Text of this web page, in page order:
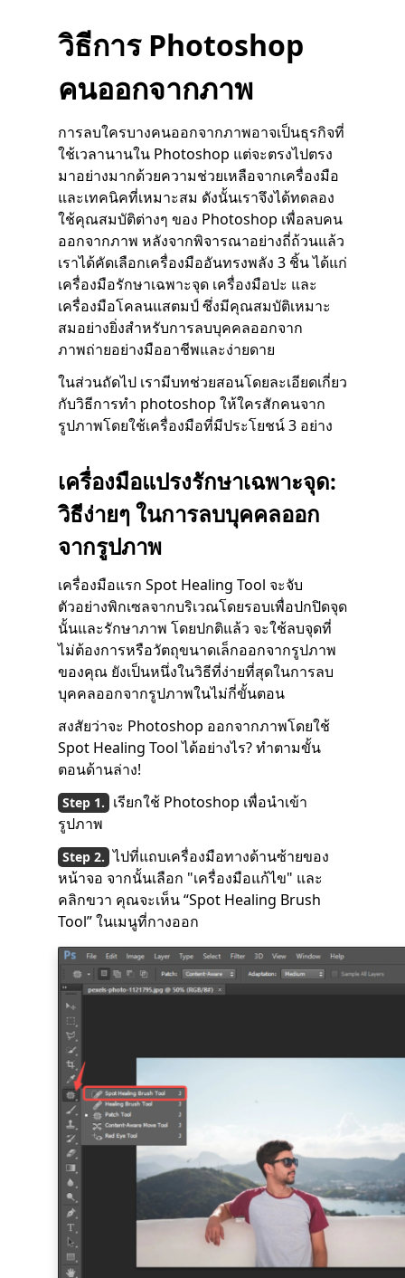
วิธีการ Photoshop
คนออกจากภาพ
การลบใครบางคนออกจากภาพอาจเป็นธุรกิจที่
ใช้เวลานานใน Photoshop แต่จะตรงไปตรง
มาอย่างมากด้วยความช่วยเหลือจากเครื่องมือ
และเทคนิคที่เหมาะสม ดังนั้นเราจึงได้ทดลอง
ใช้คุณสมบัติต่างๆ ของ Photoshop เพื่อลบคน
ออกจากภาพ หลังจากพิจารณาอย่างถี่ถ้วนแล้ว
เราได้คัดเลือกเครื่องมืออันทรงพลัง 3 ชิ้น ได้แก่
เครื่องมือรักษาเฉพาะจุด เครื่องมือปะ และ
เครื่องมือโคลนแสตมป์ ซึ่งมีคุณสมบัติเหมาะ
สมอย่างยิ่งสำหรับการลบบุคคลออกจาก
ภาพถ่ายอย่างมืออาชีพและง่ายดาย
ในส่วนถัดไป เรามีบทช่วยสอนโดยละเอียดเกี่ยว
กับวิธีการทำ photoshop ให้ใครสักคนจาก
รูปภาพโดยใช้เครื่องมือที่มีประโยชน์ 3 อย่าง
เครื่องมือแปรงรักษาเฉพาะจุด:
วิธีง่ายๆ ในการลบบุคคลออก
จากรูปภาพ
เครื่องมือแรก Spot Healing Tool จะจับ
ตัวอย่างพิกเซลจากบริเวณโดยรอบเพื่อปกปิดจุด
นั้นและรักษาภาพ โดยปกติแล้ว จะใช้ลบจุดที่
ไม่ต้องการหรือวัตถุขนาดเล็กออกจากรูปภาพ
ของคุณ ยังเป็นหนึ่งในวิธีที่ง่ายที่สุดในการลบ
บุคคลออกจากรูปภาพในไม่กี่ขั้นตอน
สงสัยว่าจะ Photoshop ออกจากภาพโดยใช้
Spot Healing Tool ได้อย่างไร? ทำตามขั้น
ตอนด้านล่าง!
เรียกใช้ Photoshop เพื่อนำเข้า
รูปภาพ
ไปที่แถบเครื่องมือทางด้านซ้ายของ
หน้าจอ จากนั้นเลือก "เครื่องมือแก้ไข" และ
คลิกขวา คุณจะเห็น “Spot Healing Brush
Tool” ในเมนูที่กางออก